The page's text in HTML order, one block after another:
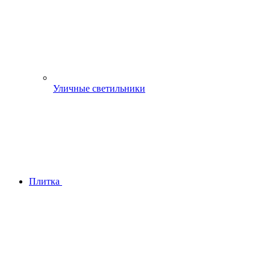
Уличные светильники
Плитка